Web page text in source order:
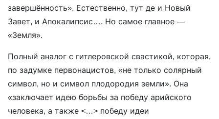
завершённость». Естественно, тут де и Новый
Завет, и Апокалипсис…. Но самое главное —
«Земля».
Полный аналог с гитлеровской свастикой, которая,
по задумке первонацистов, «не только солярный
символ, но и символ плодородия земли». Она
«заключает идею борьбы за победу арийского
человека, а также <…> победу идеи